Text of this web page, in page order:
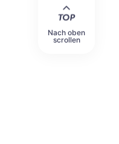
Nach oben
scrollen